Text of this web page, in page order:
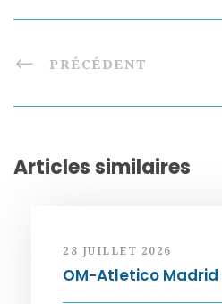
PRÉCÉDENT
Articles similaires
28 JUILLET 2026
OM-Atletico Madrid